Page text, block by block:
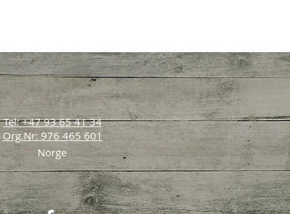
Tel: +47 93 65 41 34
Org.Nr: 976 465 601
Norge